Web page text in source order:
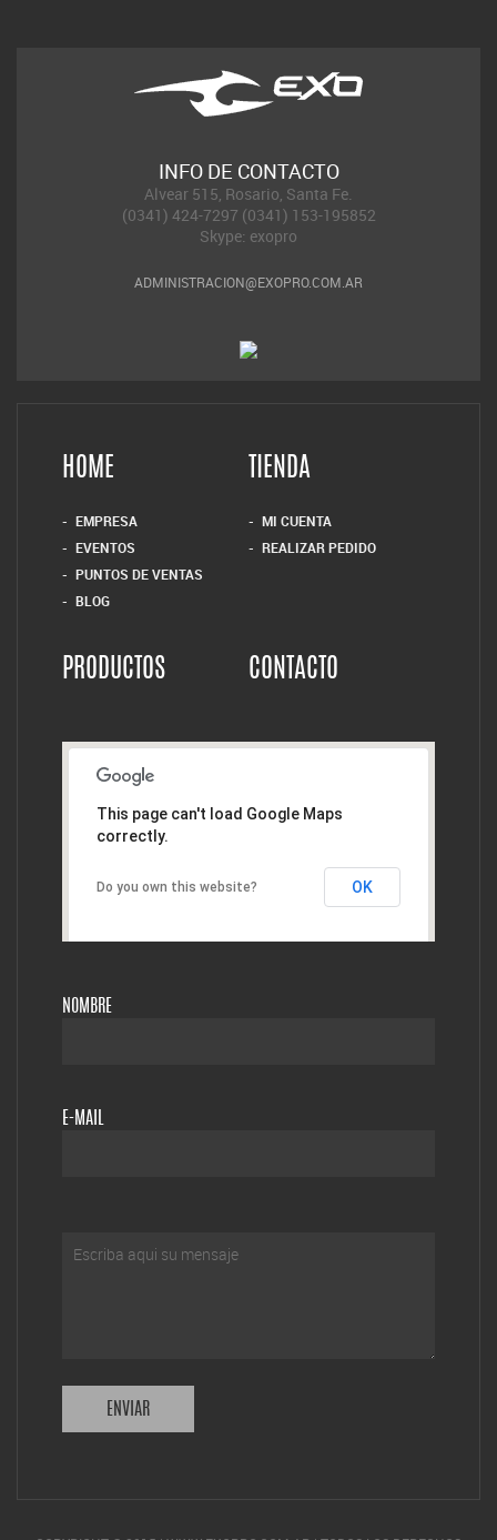
INFO DE CONTACTO
Alvear 515, Rosario, Santa Fe.
(0341) 424-7297 (0341) 153-195852
Skype: exopro
ADMINISTRACION@EXOPRO.COM.AR
HOME
EMPRESA
EVENTOS
PUNTOS DE VENTAS
BLOG
TIENDA
MI CUENTA
REALIZAR PEDIDO
PRODUCTOS CONTACTO
This page can't load Google Maps
correctly.
Do you own this website? OK
NOMBRE
E-MAIL